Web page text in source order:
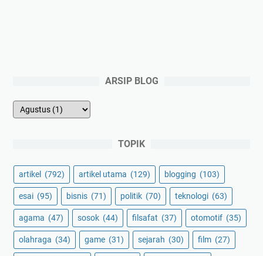
ARSIP BLOG
TOPIK
artikel (792) artikel utama (129) blogging (103)
esai (95) bisnis (71) politik (70) teknologi (63)
agama (47) sosok (44) filsafat (37) otomotif (35)
olahraga (34) game (31) sejarah (30) film (27)